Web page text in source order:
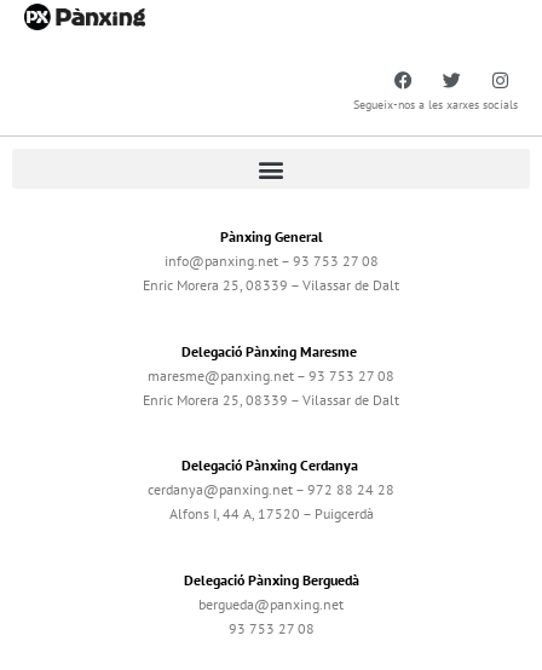
Segueix-nos a les xarxes socials
Pànxing General
info@panxing.net – 93 753 27 08
Enric Morera 25, 08339 – Vilassar de Dalt
Delegació Pànxing Maresme
maresme@panxing.net – 93 753 27 08
Enric Morera 25, 08339 – Vilassar de Dalt
Delegació Pànxing Cerdanya
cerdanya@panxing.net – 972 88 24 28
Alfons I, 44 A, 17520 – Puigcerdà
Delegació Pànxing Berguedà
bergueda@panxing.net
93 753 27 08